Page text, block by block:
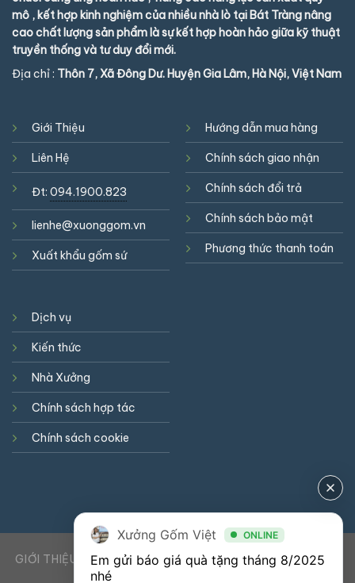
mô , kết hợp kinh nghiệm của nhiều nhà lò tại Bát Tràng nâng
cao chất lượng sản phẩm là sự kết hợp hoàn hảo giữa kỹ thuật
truyền thống và tư duy đổi mới.
Địa chỉ : Thôn 7, Xã Đông Dư. Huyện Gia Lâm, Hà Nội, Việt Nam
Giới Thiệu
Liên Hệ
Đt: 094.1900.823
lienhe@xuonggom.vn
Xuất khẩu gốm sứ
Hướng dẫn mua hàng
Chính sách giao nhận
Chính sách đổi trả
Chính sách bảo mật
Phương thức thanh toán
Dịch vụ
Kiến thức
Nhà Xưởng
Chính sách hợp tác
Chính sách cookie
GIỚI THIỆU DỊCH VỤ KIẾN THỨC LIÊN HỆ 0941900823
Xưởng Gốm Việt ONLINE
Em gửi báo giá quà tặng tháng 8/2025
nhé